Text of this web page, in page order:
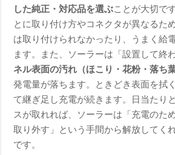
した純正・対応品を選ぶことが大切で
とに取り付け方やコネクタが異なるた
は取り付けられなかったり、うまく給
ます。また、ソーラーは「設置して終
ネル表面の汚れ（ほこり・花粉・落ち葉
発電量が落ちます。ときどき表面を拭
て継ぎ足し充電が続きます。日当たり
スが取れれば、ソーラーは「充電のた
取り外す」という手間から解放してく
です。